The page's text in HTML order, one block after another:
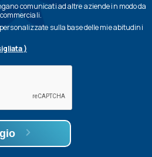
comunicati ad altre aziende in modo da
sulla base delle mie abitudini
)